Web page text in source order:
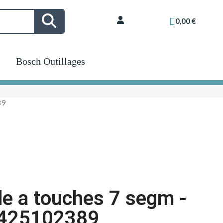
0,00 €
Bosch Outillages
a touches 7 segm -